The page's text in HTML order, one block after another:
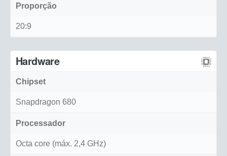
Proporção
20:9
Hardware
Chipset
Snapdragon 680
Processador
Octa core (máx. 2,4 GHz)